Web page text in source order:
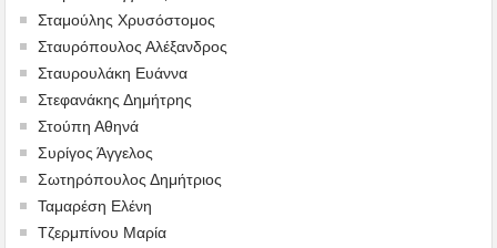
Σταμούλης Χρυσόστομος
Σταυρόπουλος Αλέξανδρος
Σταυρουλάκη Ευάννα
Στεφανάκης Δημήτρης
Στούπη Αθηνά
Συρίγος Άγγελος
Σωτηρόπουλος Δημήτριος
Ταμαρέση Ελένη
Τζερμπίνου Μαρία